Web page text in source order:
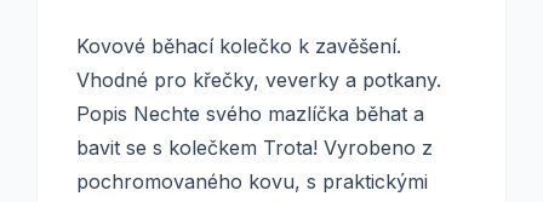
Kovové běhací kolečko k zavěšení.
Vhodné pro křečky, veverky a potkany.
Popis Nechte svého mazlíčka běhat a
bavit se s kolečkem Trota! Vyrobeno z
pochromovaného kovu, s praktickými